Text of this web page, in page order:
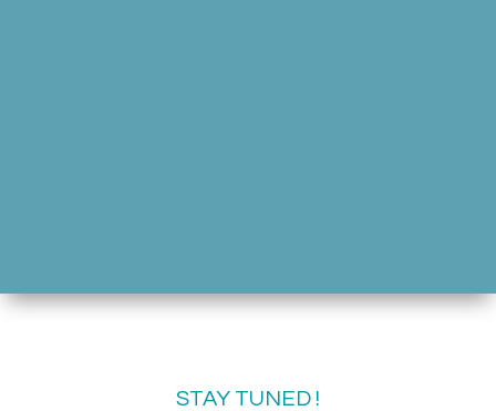
STAY TUNED !